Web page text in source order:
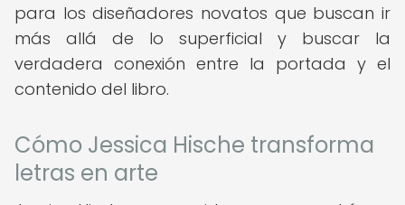
para los diseñadores novatos que buscan ir
más allá de lo superficial y buscar la
verdadera conexión entre la portada y el
contenido del libro.
Cómo Jessica Hische transforma
letras en arte